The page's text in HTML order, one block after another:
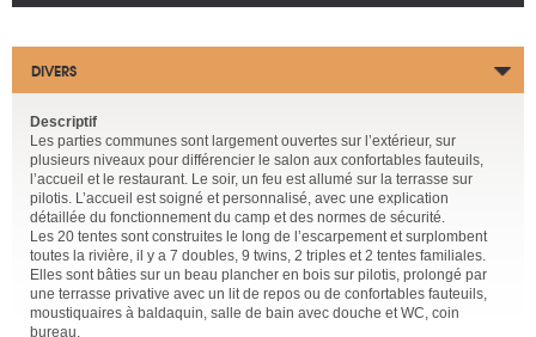
DIVERS
Descriptif
Les parties communes sont largement ouvertes sur l’extérieur, sur
plusieurs niveaux pour différencier le salon aux confortables fauteuils,
l’accueil et le restaurant. Le soir, un feu est allumé sur la terrasse sur
pilotis. L’accueil est soigné et personnalisé, avec une explication
détaillée du fonctionnement du camp et des normes de sécurité.
Les 20 tentes sont construites le long de l’escarpement et surplombent
toutes la rivière, il y a 7 doubles, 9 twins, 2 triples et 2 tentes familiales.
Elles sont bâties sur un beau plancher en bois sur pilotis, prolongé par
une terrasse privative avec un lit de repos ou de confortables fauteuils,
moustiquaires à baldaquin, salle de bain avec douche et WC, coin
bureau.